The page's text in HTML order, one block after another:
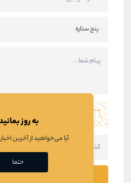
به روز
آیا می‌خواهید از آخرین
حتما